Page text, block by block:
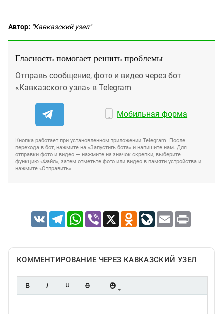
Автор: "Кавказский узел"
Гласность помогает решить проблемы
Отправь сообщение, фото и видео через бот
«Кавказского узла» в Telegram
Мобильная форма
Кнопка работает при установленном приложении Telegram. После
перехода в бот, нажмите на «Запустить бота» и напишите нам. Для
отправки фото и видео — нажмите на значок скрепки, выберите
функцию «Файл», затем отметьте фото или видео в памяти устройства и
нажмите «Отправить».
VK TelegramWhatsApp
Viber X Odnoklassniki
LiveJournal
Email Print
КОММЕНТИРОВАНИЕ ЧЕРЕЗ КАВКАЗСКИЙ УЗЕЛ